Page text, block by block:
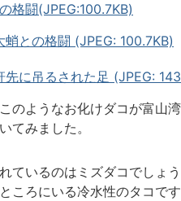
格闘(JPEG:100.7KB)
蛸との格闘 (JPEG: 100.7KB)
先に吊るされた足 (JPEG:
のようなお化けダコが富山
てみました。
れているのはミズダコでしょ
ころにいる冷水性のタコで